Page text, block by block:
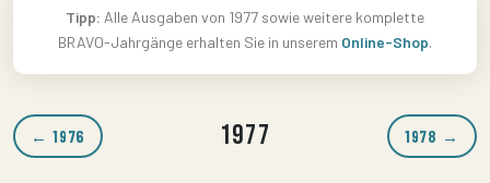
Tipp: Alle Ausgaben von 1977 sowie weitere komplette
BRAVO-Jahrgänge erhalten Sie in unserem Online-Shop.
← 1976 1977 1978 →